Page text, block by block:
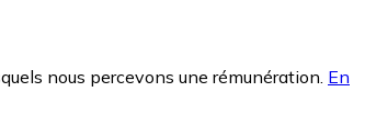
nous percevons une rémunération. En